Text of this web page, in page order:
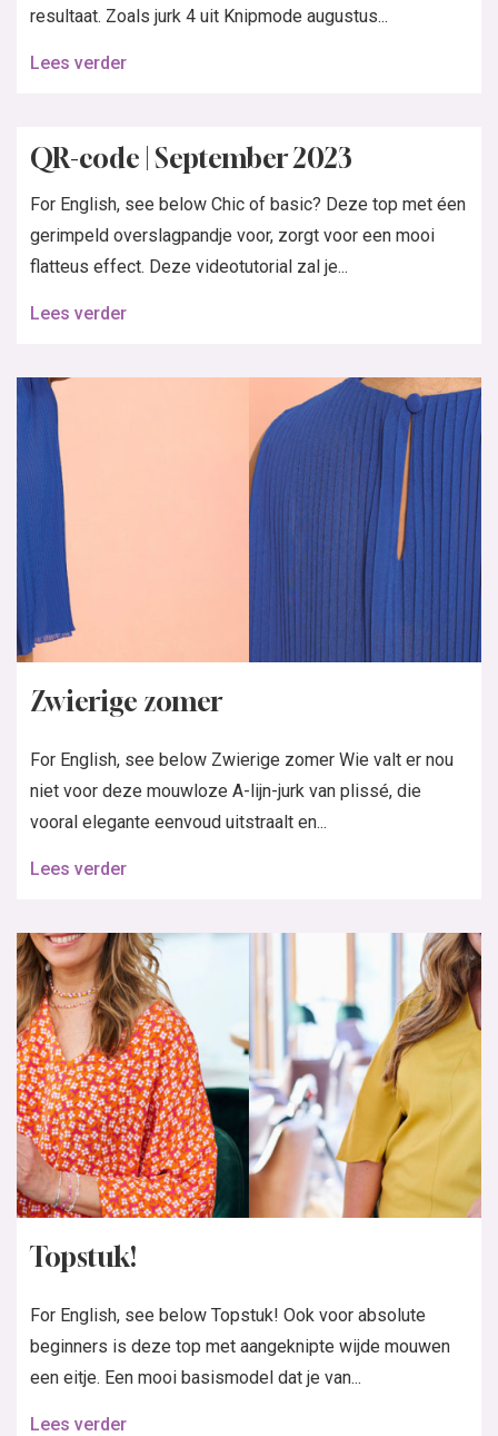
resultaat. Zoals jurk 4 uit Knipmode augustus...
Lees verder
QR-code | September 2023
For English, see below Chic of basic? Deze top met éen
gerimpeld overslagpandje voor, zorgt voor een mooi
flatteus effect. Deze videotutorial zal je...
Lees verder
Zwierige zomer
For English, see below Zwierige zomer Wie valt er nou
niet voor deze mouwloze A-lijn-jurk van plissé, die
vooral elegante eenvoud uitstraalt en...
Lees verder
Topstuk!
For English, see below Topstuk! Ook voor absolute
beginners is deze top met aangeknipte wijde mouwen
een eitje. Een mooi basismodel dat je van...
Lees verder